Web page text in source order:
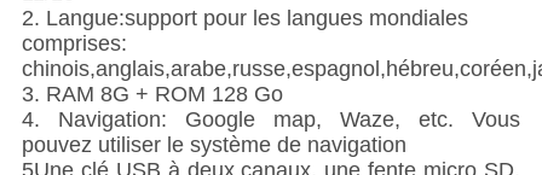
2. Langue:support pour les langues mondiales
comprises:
3. RAM 8G + ROM 128 Go
4. Navigation: Google map, Waze, etc. Vous
pouvez utiliser le système de navigation